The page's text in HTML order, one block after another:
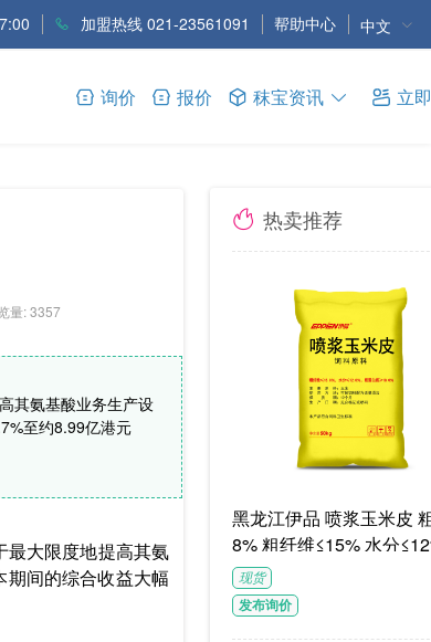
加盟热线 021-23561091 帮助中心 中文
询价 报价 秣宝资讯 立
量: 3357
其氨基酸业务生产设
至约8.99亿港元
最大限度地提高其氨
间的综合收益大幅
热卖推荐
黑龙江伊品 喷浆玉米皮 粗蛋白≥1
8% 粗纤维≤15% 水分
G/袋饲料级褐色或浅褐
体
现货
发布询价